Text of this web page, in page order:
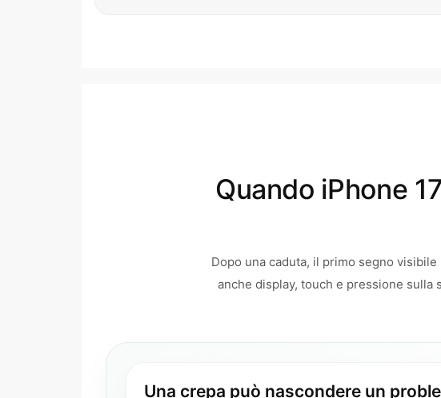
Quando iPhone
Dopo una caduta, il primo segno
anche display, touch e pressione
Una crepa può nascondere un